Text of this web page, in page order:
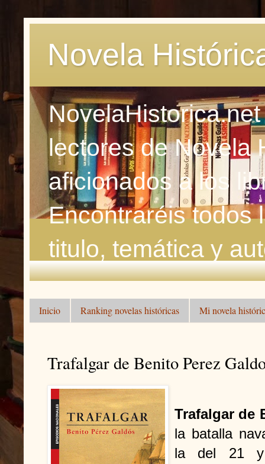
Novela
lectores de Novela
aficionados a los
Encontraréis todos
titulo, temática y
Inicio Ranking novelas históricas Mi novela
Trafalgar de Benito Perez
Trafalgar de
la batalla
la del 21 y